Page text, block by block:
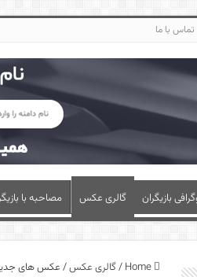
تماس با ما
بازیگران گالری عکس مصاحبه با
Home
/گالری عکس/ عکس های